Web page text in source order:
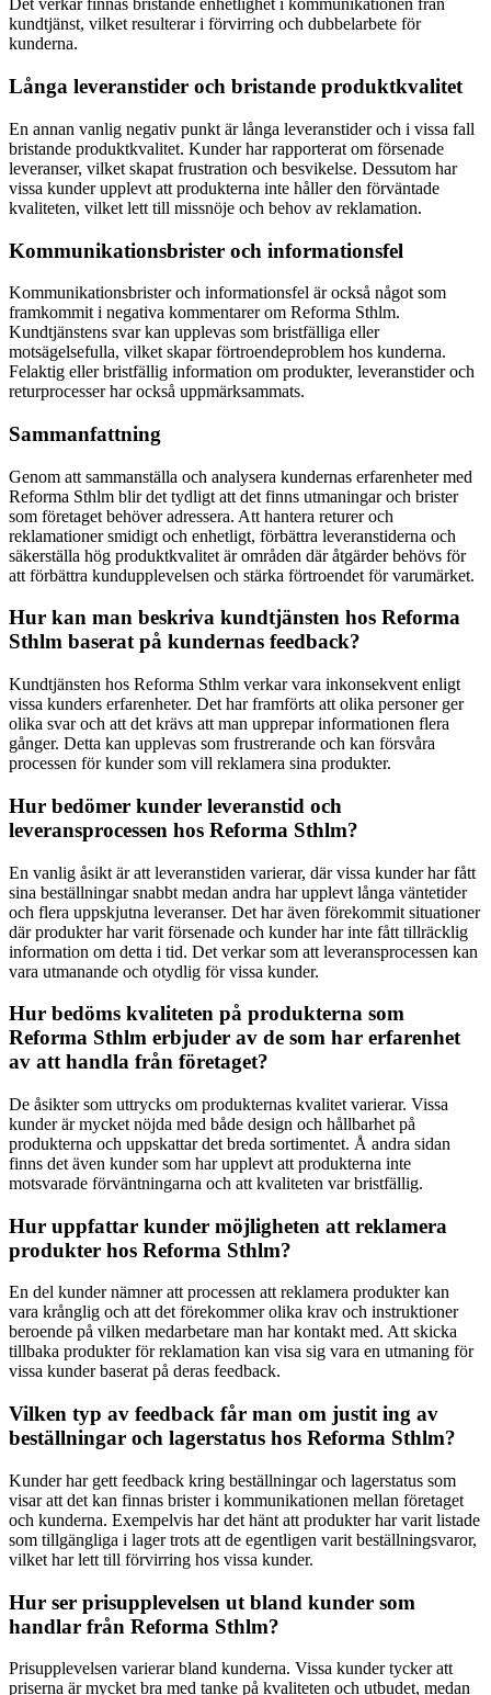
Det verkar finnas bristande enhetlighet i kommunikationen från
kundtjänst, vilket resulterar i förvirring och dubbelarbete för
kunderna.
Långa leveranstider och bristande produktkvalitet
En annan vanlig negativ punkt är långa leveranstider och i vissa fall
bristande produktkvalitet. Kunder har rapporterat om försenade
leveranser, vilket skapat frustration och besvikelse. Dessutom har
vissa kunder upplevt att produkterna inte håller den förväntade
kvaliteten, vilket lett till missnöje och behov av reklamation.
Kommunikationsbrister och informationsfel
Kommunikationsbrister och informationsfel är också något som
framkommit i negativa kommentarer om Reforma Sthlm.
Kundtjänstens svar kan upplevas som bristfälliga eller
motsägelsefulla, vilket skapar förtroendeproblem hos kunderna.
Felaktig eller bristfällig information om produkter, leveranstider och
returprocesser har också uppmärksammats.
Sammanfattning
Genom att sammanställa och analysera kundernas erfarenheter med
Reforma Sthlm blir det tydligt att det finns utmaningar och brister
som företaget behöver adressera. Att hantera returer och
reklamationer smidigt och enhetligt, förbättra leveranstiderna och
säkerställa hög produktkvalitet är områden där åtgärder behövs för
att förbättra kundupplevelsen och stärka förtroendet för varumärket.
Hur kan man beskriva kundtjänsten hos Reforma
Sthlm baserat på kundernas feedback?
Kundtjänsten hos Reforma Sthlm verkar vara inkonsekvent enligt
vissa kunders erfarenheter. Det har framförts att olika personer ger
olika svar och att det krävs att man upprepar informationen flera
gånger. Detta kan upplevas som frustrerande och kan försvåra
processen för kunder som vill reklamera sina produkter.
Hur bedömer kunder leveranstid och
leveransprocessen hos Reforma Sthlm?
En vanlig åsikt är att leveranstiden varierar, där vissa kunder har fått
sina beställningar snabbt medan andra har upplevt långa väntetider
och flera uppskjutna leveranser. Det har även förekommit situationer
där produkter har varit försenade och kunder har inte fått tillräcklig
information om detta i tid. Det verkar som att leveransprocessen kan
vara utmanande och otydlig för vissa kunder.
Hur bedöms kvaliteten på produkterna som
Reforma Sthlm erbjuder av de som har erfarenhet
av att handla från företaget?
De åsikter som uttrycks om produkternas kvalitet varierar. Vissa
kunder är mycket nöjda med både design och hållbarhet på
produkterna och uppskattar det breda sortimentet. Å andra sidan
finns det även kunder som har upplevt att produkterna inte
motsvarade förväntningarna och att kvaliteten var bristfällig.
Hur uppfattar kunder möjligheten att reklamera
produkter hos Reforma Sthlm?
En del kunder nämner att processen att reklamera produkter kan
vara krånglig och att det förekommer olika krav och instruktioner
beroende på vilken medarbetare man har kontakt med. Att skicka
tillbaka produkter för reklamation kan visa sig vara en utmaning för
vissa kunder baserat på deras feedback.
Vilken typ av feedback får man om justit ing av
beställningar och lagerstatus hos Reforma Sthlm?
Kunder har gett feedback kring beställningar och lagerstatus som
visar att det kan finnas brister i kommunikationen mellan företaget
och kunderna. Exempelvis har det hänt att produkter har varit listade
som tillgängliga i lager trots att de egentligen varit beställningsvaror,
vilket har lett till förvirring hos vissa kunder.
Hur ser prisupplevelsen ut bland kunder som
handlar från Reforma Sthlm?
Prisupplevelsen varierar bland kunderna. Vissa kunder tycker att
priserna är mycket bra med tanke på kvaliteten och utbudet, medan